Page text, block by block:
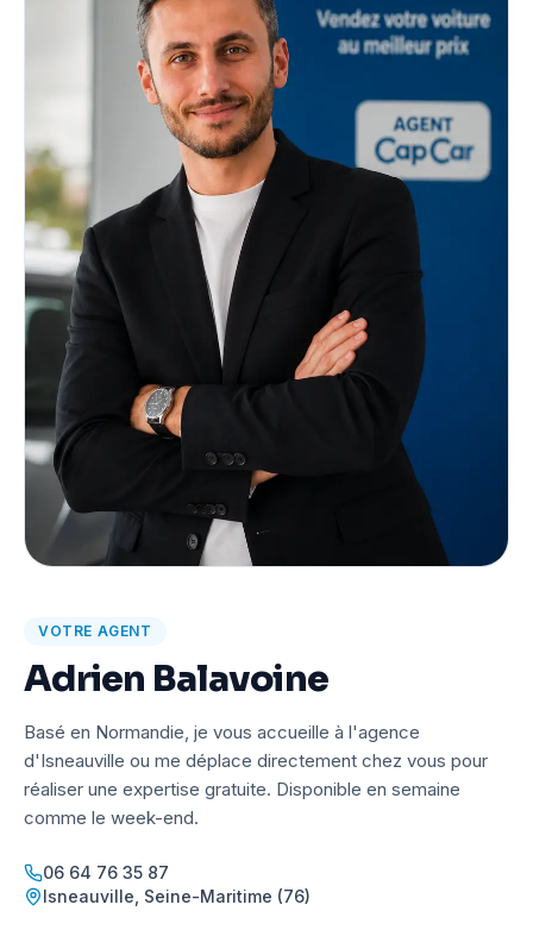
VOTRE AGENT
Adrien Balavoine
Basé en Normandie, je vous accueille à l'agence
d'Isneauville ou me déplace directement chez vous pour
réaliser une expertise gratuite. Disponible en semaine
comme le week-end.
06 64 76 35 87
Isneauville Seine-Maritime (76)